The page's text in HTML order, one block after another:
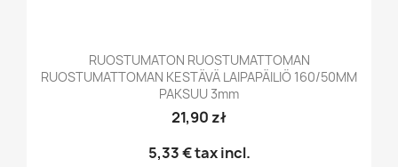
RUOSTUMATON RUOSTUMATTOMAN
RUOSTUMATTOMAN KESTÄVÄ LAIPAPÄILIÖ 160/50MM
PAKSUU 3mm
21,90 zł
5,33 €tax incl.